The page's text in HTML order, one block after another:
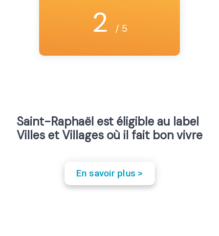
2 / 5
Saint-Raphaël est éligible au label
Villes et Villages où il fait bon vivre
En savoir plus >